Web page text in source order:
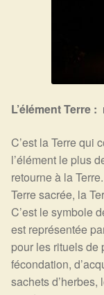
L’élément Terre
C’est la Terre qui
l’élément le plus
retourne à la
Terre sacrée, la
C’est le symbole
est représentée
pour les rituels de
fécondation,
sachets